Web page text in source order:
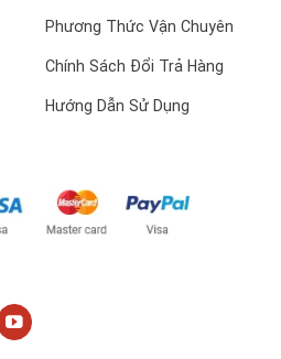
Phương Thức Vận Chuyên
Chính Sách Đổi Trả Hàng
Hướng Dẫn Sử Dụng